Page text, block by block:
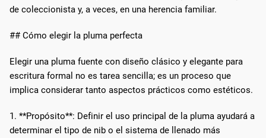
de coleccionista y, a veces, en una herencia familiar.
## Cómo elegir la pluma perfecta
Elegir una pluma fuente con diseño clásico y elegante para
escritura formal no es tarea sencilla; es un proceso que
implica considerar tanto aspectos prácticos como estéticos.
1. **Propósito**: Definir el uso principal de la pluma ayudará a
determinar el tipo de nib o el sistema de llenado más